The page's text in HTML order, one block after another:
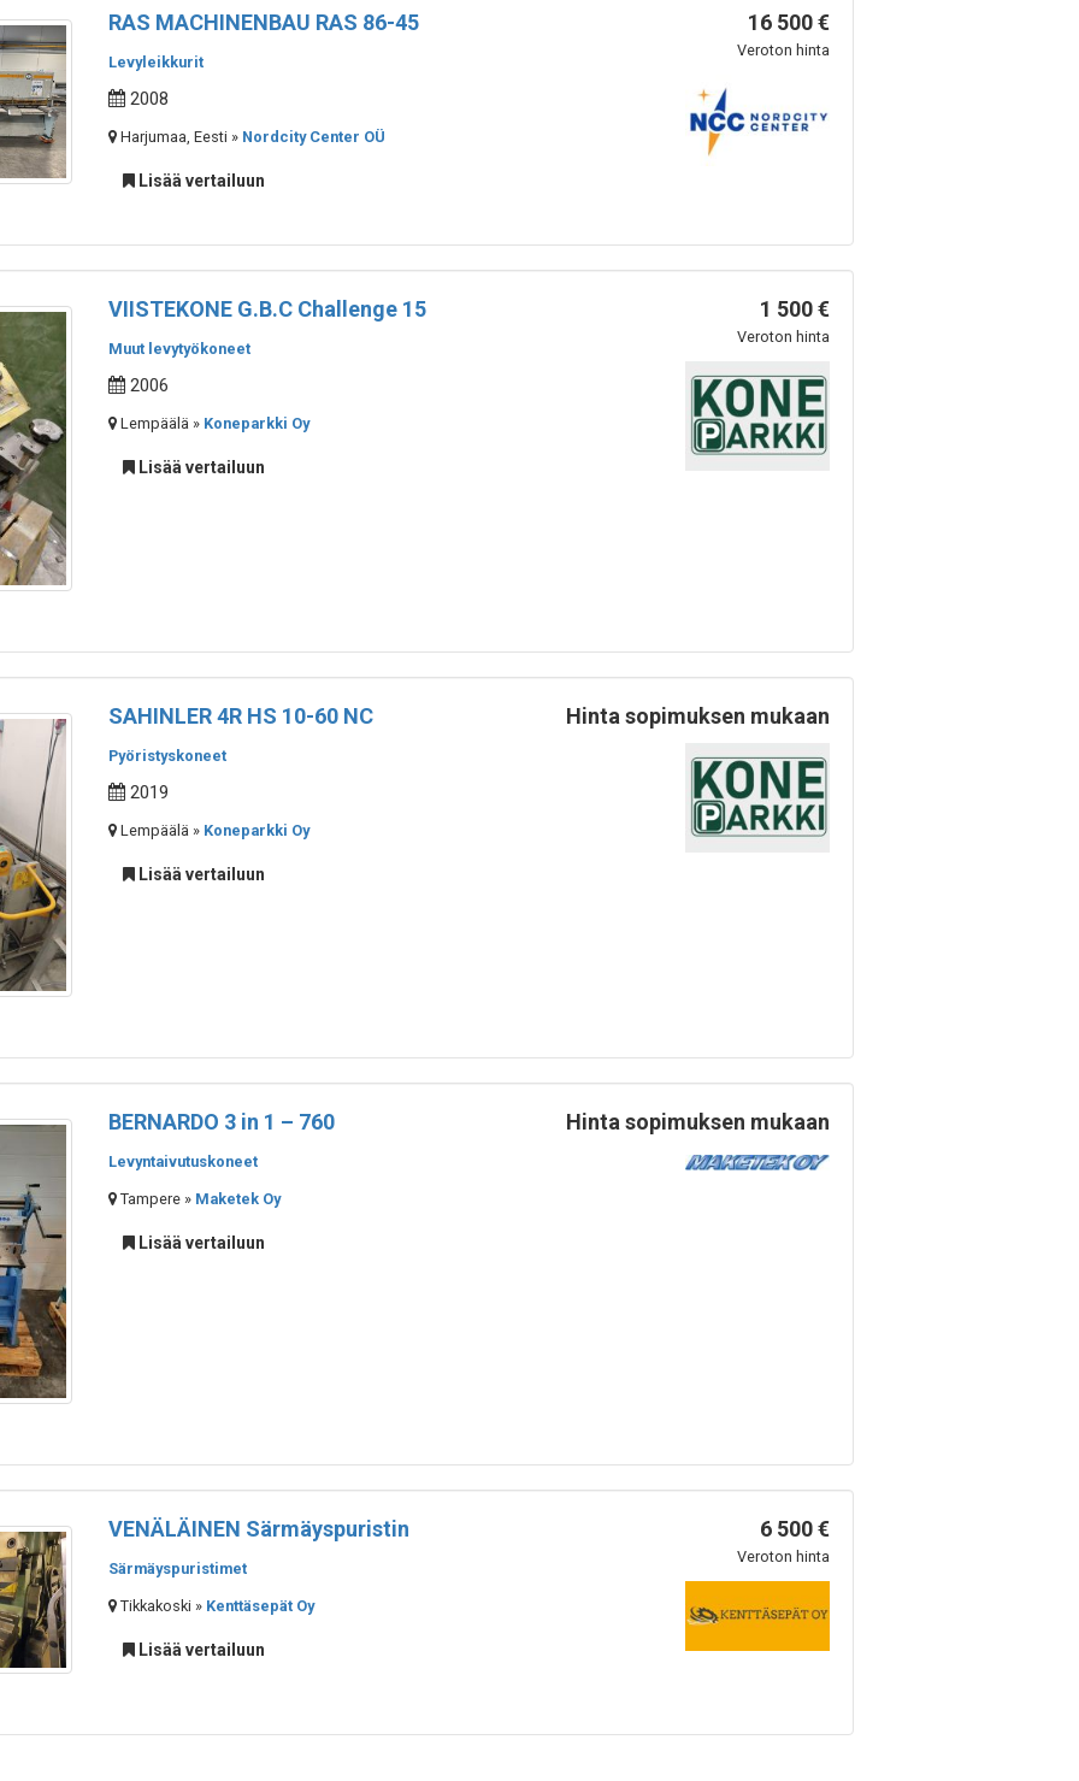
RAS MACHINENBAU RAS 86-45
Levyleikkurit
2008
Harjumaa, Eesti » Nordcity Center OÜ
Lisää vertailuun
16 500 €
Veroton hinta
VIISTEKONE G.B.C Challenge 15
Muut levytyökoneet
2006
Lempäälä » Koneparkki Oy
Lisää vertailuun
1 500 €
Veroton hinta
SAHINLER 4R HS 10-60 NC
Pyöristyskoneet
2019
Lempäälä » Koneparkki Oy
Lisää vertailuun
Hinta sopimuksen mukaan
BERNARDO 3 in 1 – 760
Levyntaivutuskoneet
Tampere » Maketek Oy
Lisää vertailuun
Hinta sopimuksen mukaan
VENÄLÄINEN Särmäyspuristin
Särmäyspuristimet
Tikkakoski » Kenttäsepät Oy
Lisää vertailuun
6 500 €
Veroton hinta